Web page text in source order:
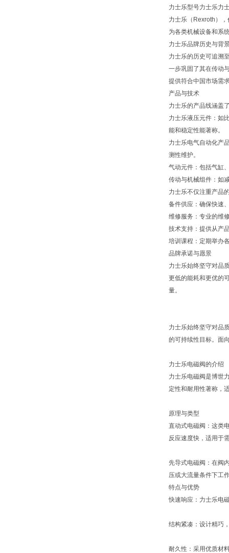
力士乐型号力士乐力
力士乐（Rexroth）
为各类机械设备和系
力士乐品牌历史与背
力士乐的历史可追溯
一步巩固了其在传动
提供符合中国市场需
产品与技术
力士乐的产品线涵盖
力士乐液压元件：如
能和稳定性能著称。
力士乐电气自动化产
测性维护。
气动元件：包括气缸
传动与机械组件：如
力士乐不仅注重产品
备件供应：确保快速
维修服务：专业的维
技术支持：提供从产
培训课程：定期举办
品牌承诺与愿景
力士乐始终坚守对品
更低的能耗和更优的
量。
力士乐始终坚守对品
的可持续性目标。面
力士乐电磁阀的介绍
力士乐电磁阀是博世
定性和耐用性著称，
原理与类型
直动式电磁阀：这类
反应速度快，适用于
先导式电磁阀：在阀
压或大流量条件下工
特点与优势
快速响应：力士乐电
结构紧凑：设计精巧
耐久性：采用优质材